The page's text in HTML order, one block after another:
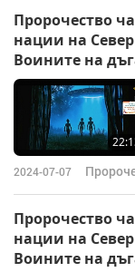
Пророчество
нации на
Воините на
2024-07-07
Пророчество
нации на
Воините на